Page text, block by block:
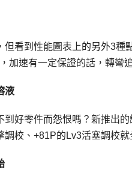
但看到性能圖表上的另外3種
加速有一定保證的話，轉彎
液
到好零件而怨恨嗎？新推出
調校、+81P的Lv3活塞調校就